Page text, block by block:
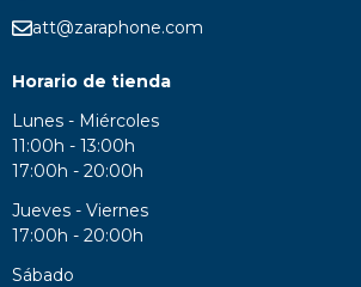
att@zaraphone.com
Horario de tienda
Lunes - Miércoles
11:00h - 13:00h
17:00h - 20:00h
Jueves - Viernes
17:00h - 20:00h
Sábado